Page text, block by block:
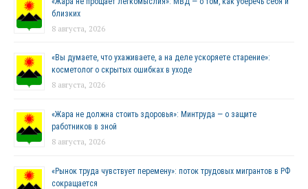
близких
8 августа, 2026
«Вы думаете, что ухаживаете, а на деле ускоряете старение»:
косметолог о скрытых ошибках в уходе
8 августа, 2026
«Жара не должна стоить здоровья»: Минтруда — о защите
работников в зной
8 августа, 2026
«Рынок труда чувствует перемену»: поток трудовых мигрантов в РФ
сокращается